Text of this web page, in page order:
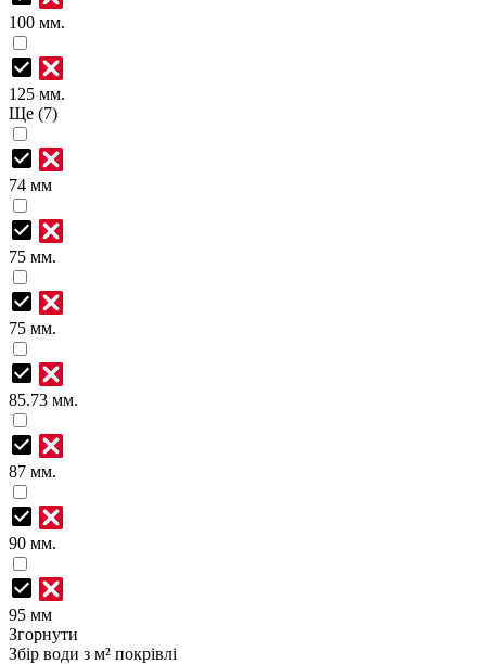
100 мм.
125 мм.
Ще (7)
74 мм
75 мм.
75 мм.
85.73 мм.
87 мм.
90 мм.
95 мм
Згорнути
Збір води з м² покрівлі